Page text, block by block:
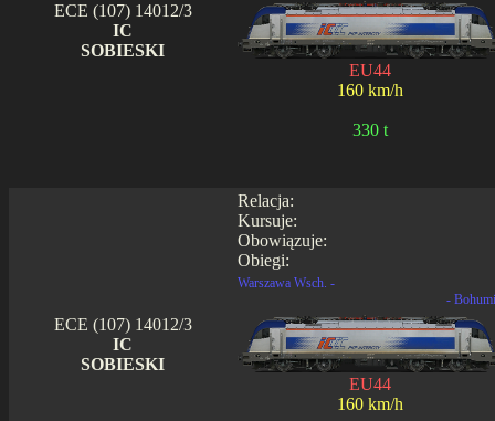
ECE (107) 14012/3
IC
SOBIESKI
EU44
160 km/h
330 t
Relacja:
Kursuje:
Obowiązuje:
Obiegi:
ECE (107) 14012/3
IC
SOBIESKI
Warszawa Wsch. -
-
EU44
160 km/h